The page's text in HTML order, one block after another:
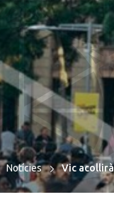
Notícies Vic